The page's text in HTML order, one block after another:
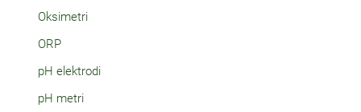
Oksimetri
ORP
pH elektrodi
pH metri